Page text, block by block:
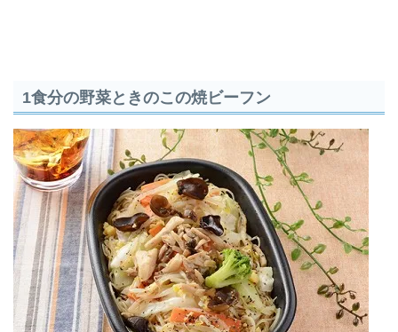
1食分の野菜ときのこの焼ビーフン